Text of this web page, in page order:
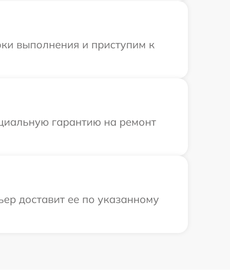
выполнения и приступим к
гарантию на ремонт
доставит ее по указанному